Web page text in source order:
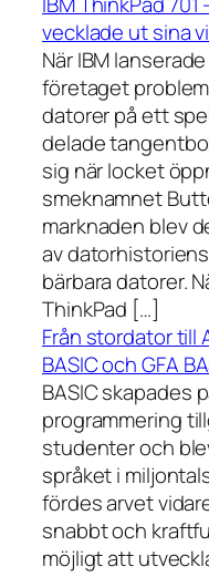
vecklade ut sina
När IBM
företaget
datorer på ett
delade
sig när locket
smeknamnet
marknaden blev
av
bärbara datorer.
ThinkPad […]
Från stordator till
BASIC och GFA
BASIC skapades
programmering
studenter och
språket i
fördes arvet
snabbt och
möjligt att